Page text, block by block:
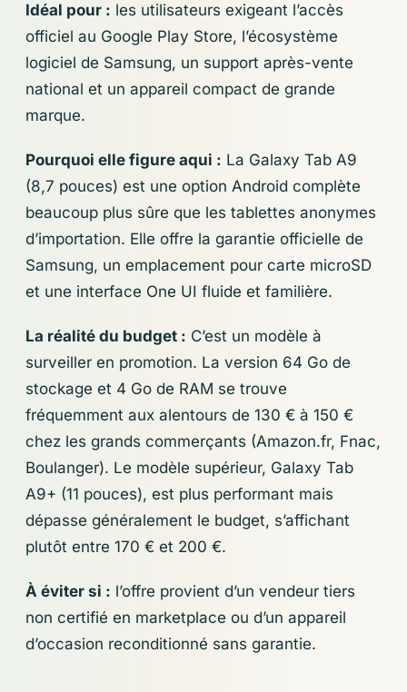
Idéal pour : les utilisateurs exigeant l’accès
officiel au Google Play Store, l’écosystème
logiciel de Samsung, un support après-vente
national et un appareil compact de grande
marque.
Pourquoi elle figure aqui : La Galaxy Tab A9
(8,7 pouces) est une option Android complète
beaucoup plus sûre que les tablettes anonymes
d’importation. Elle offre la garantie officielle de
Samsung, un emplacement pour carte microSD
et une interface One UI fluide et familière.
La réalité du budget : C’est un modèle à
surveiller en promotion. La version 64 Go de
stockage et 4 Go de RAM se trouve
fréquemment aux alentours de 130 € à 150 €
chez les grands commerçants (Amazon.fr, Fnac,
Boulanger). Le modèle supérieur, Galaxy Tab
A9+ (11 pouces), est plus performant mais
dépasse généralement le budget, s’affichant
plutôt entre 170 € et 200 €.
À éviter si : l’offre provient d’un vendeur tiers
non certifié en marketplace ou d’un appareil
d’occasion reconditionné sans garantie.